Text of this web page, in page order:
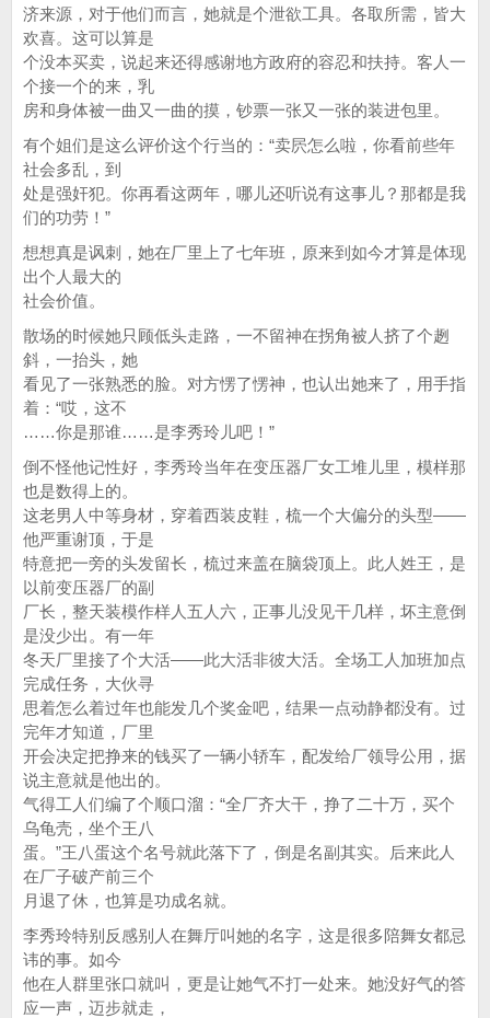
济来源，对于他们而言，她就是个泄欲工具。各取所需，皆大
欢喜。这可以算是
个没本买卖，说起来还得感谢地方政府的容忍和扶持。客人一
个接一个的来，乳
房和身体被一曲又一曲的摸，钞票一张又一张的装进包里。
有个姐们是这么评价这个行当的：“卖屄怎么啦，你看前些年
社会多乱，到
处是强奸犯。你再看这两年，哪儿还听说有这事儿？那都是我
们的功劳！”
想想真是讽刺，她在厂里上了七年班，原来到如今才算是体现
出个人最大的
社会价值。
散场的时候她只顾低头走路，一不留神在拐角被人挤了个趔
斜，一抬头，她
看见了一张熟悉的脸。对方愣了愣神，也认出她来了，用手指
着：“哎，这不
……你是那谁……是李秀玲儿吧！”
倒不怪他记性好，李秀玲当年在变压器厂女工堆儿里，模样那
也是数得上的。
这老男人中等身材，穿着西装皮鞋，梳一个大偏分的头型——
他严重谢顶，于是
特意把一旁的头发留长，梳过来盖在脑袋顶上。此人姓王，是
以前变压器厂的副
厂长，整天装模作样人五人六，正事儿没见干几样，坏主意倒
是没少出。有一年
冬天厂里接了个大活——此大活非彼大活。全场工人加班加点
完成任务，大伙寻
思着怎么着过年也能发几个奖金吧，结果一点动静都没有。过
完年才知道，厂里
开会决定把挣来的钱买了一辆小轿车，配发给厂领导公用，据
说主意就是他出的。
气得工人们编了个顺口溜：“全厂齐大干，挣了二十万，买个
乌龟壳，坐个王八
蛋。”王八蛋这个名号就此落下了，倒是名副其实。后来此人
在厂子破产前三个
月退了休，也算是功成名就。
李秀玲特别反感别人在舞厅叫她的名字，这是很多陪舞女都忌
讳的事。如今
他在人群里张口就叫，更是让她气不打一处来。她没好气的答
应一声，迈步就走，